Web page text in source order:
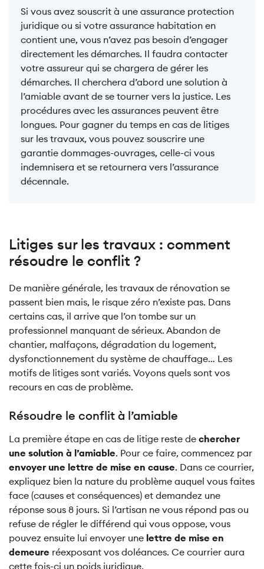
Si vous avez souscrit à une assurance protection
juridique ou si votre assurance habitation en
contient une, vous n’avez pas besoin d’engager
directement les démarches. Il faudra contacter
votre assureur qui se chargera de gérer les
démarches. Il cherchera d’abord une solution à
l’amiable avant de se tourner vers la justice. Les
procédures avec les assurances peuvent être
longues. Pour gagner du temps en cas de litiges
sur les travaux, vous pouvez souscrire une
garantie dommages-ouvrages, celle-ci vous
indemnisera et se retournera vers l’assurance
décennale.
Litiges sur les travaux : comment
résoudre le conflit ?
De manière générale, les travaux de rénovation se
passent bien mais, le risque zéro n’existe pas. Dans
certains cas, il arrive que l’on tombe sur un
professionnel manquant de sérieux. Abandon de
chantier, malfaçons, dégradation du logement,
dysfonctionnement du système de chauffage… Les
motifs de litiges sont variés. Voyons quels sont vos
recours en cas de problème.
Résoudre le conflit à l’amiable
La première étape en cas de litige reste de chercher
une solution à l’amiable. Pour ce faire, commencez par
envoyer une lettre de mise en cause. Dans ce courrier,
expliquez bien la nature du problème auquel vous faites
face (causes et conséquences) et demandez une
réponse sous 8 jours. Si l’artisan ne vous répond pas ou
refuse de régler le différend qui vous oppose, vous
pouvez ensuite lui envoyer une lettre de mise en
demeure réexposant vos doléances. Ce courrier aura
cette fois-ci un poids juridique.